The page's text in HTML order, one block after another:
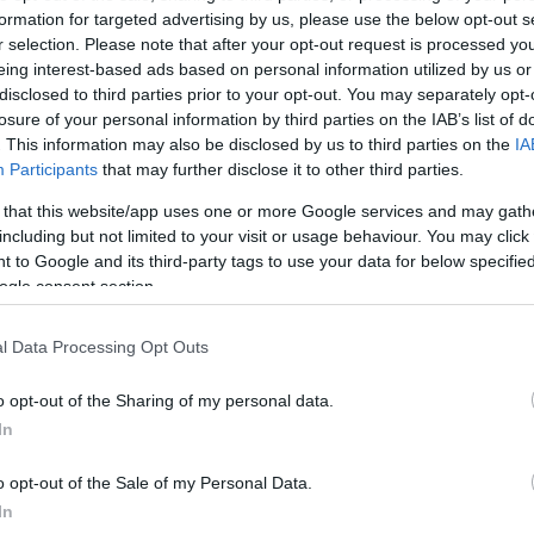
for targeted advertising by us, please use the below opt-out
selection. Please note that after your opt-out request is processed
interest-based ads based on personal information utilized by us
to third parties prior to your opt-out. You may separately
of your personal information by third parties on the IAB’s list of
This information may also be disclosed by us to third parties on the
Participants that may further disclose it to other third parties.
that this website/app uses one or more Google services and may
but not limited to your visit or usage behaviour. You may
to Google and its third-party tags to use your data for below
consent section.
Data Processing Opt Outs
opt-out of the Sharing of my personal data.
opt-out of the Sale of my Personal Data.
ο Μάριος Ηλιόπουλος εμφανίστηκε στο γήπεδο
του αυτοκίνητο, έχοντας μαζί του την κούπα του